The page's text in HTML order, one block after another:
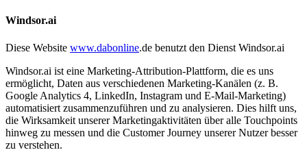
Windsor.ai
Diese Website www.dabonline.de benutzt den Dienst Windsor.ai
Windsor.ai ist eine Marketing-Attribution-Plattform, die es uns
ermöglicht, Daten aus verschiedenen Marketing-Kanälen (z. B.
Google Analytics 4, LinkedIn, Instagram und E-Mail-Marketing)
automatisiert zusammenzuführen und zu analysieren. Dies hilft uns,
die Wirksamkeit unserer Marketingaktivitäten über alle Touchpoints
hinweg zu messen und die Customer Journey unserer Nutzer besser
zu verstehen.